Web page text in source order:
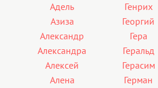
Адель
Азиза
Александр
Александра
Алексей
Алена
Генрих
Георгий
Гера
Геральд
Герасим
Герман